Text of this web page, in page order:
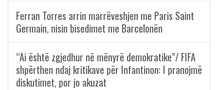
Ferran Torres arrin marrëveshjen me Paris Saint
Germain, nisin bisedimet me Barcelonën
“Ai është zgjedhur në mënyrë demokratike”/ FIFA
shpërthen ndaj kritikave për Infantinon: I pranojmë
diskutimet, por jo akuzat